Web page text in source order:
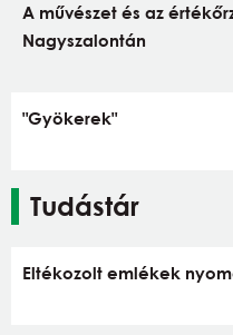
A művészet és az
Nagyszalontán
"Gyökerek"
Tudástár
Eltékozolt emlékek